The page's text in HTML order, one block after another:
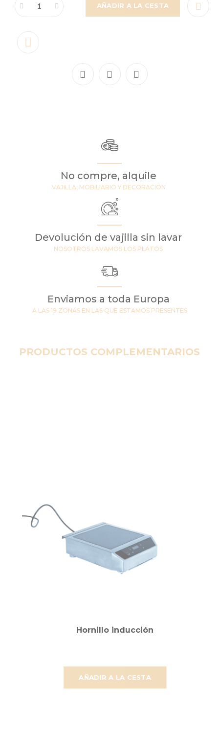
AÑADIR A LA CESTA
No compre, alquile
VAJILLA, MOBILIARIO Y DECORACIÓN
Devolución de vajilla sin lavar
NOSOTROS LAVAMOS LOS PLATOS
Enviamos a toda Europa
A LAS 19 ZONAS EN LAS QUE ESTAMOS PRESENTES
PRODUCTOS COMPLEMENTARIOS
AÑADIR A LA CESTA
Hornillo inducción